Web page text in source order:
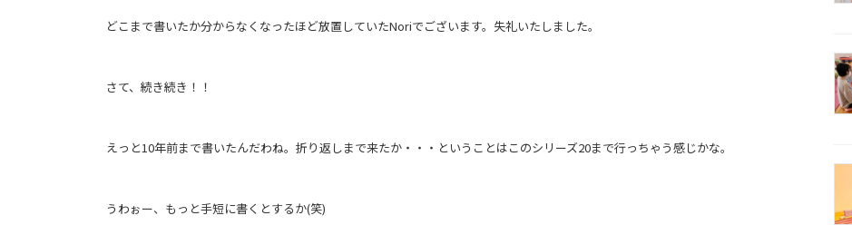
どこまで書いたか分からなくなったほど放置していたNoriでございます。失礼いたしました。
さて、続き続き！！
えっと10年前まで書いたんだわね。折り返しまで来たか・・・ということはこのシリーズ20まで行っちゃう感じかな。
うわぉー、もっと手短に書くとするか(笑)